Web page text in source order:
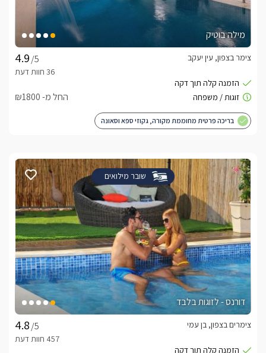
מילה בוטיק
/5
צימר בצפון, עין יעקב
החל מ- ₪1800
בריכה פרטית מחוממת מקורה, גקוזי ספא וסאונה
שובר מילואים
דורנס - לזוגות בלבד
/5
צימרים בצפון, בן עמי